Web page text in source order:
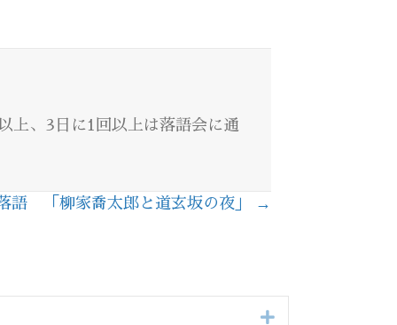
上、3日に1回以上は落語会に通
語 「柳家喬太郎と道玄坂の夜」 →
Expand